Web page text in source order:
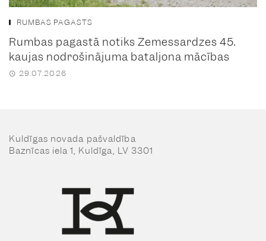
RUMBAS PAGASTS
Rumbas pagastā notiks Zemessardzes 45.
kaujas nodrošinājuma bataljona mācības
29.07.2026
Kuldīgas novada pašvaldība
Baznīcas iela 1, Kuldīga, LV 3301